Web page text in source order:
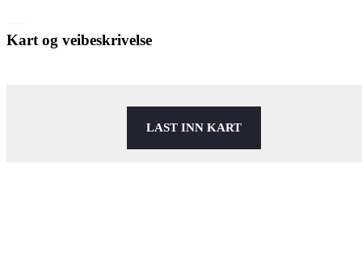
Kart og veibeskrivelse
LAST INN KART